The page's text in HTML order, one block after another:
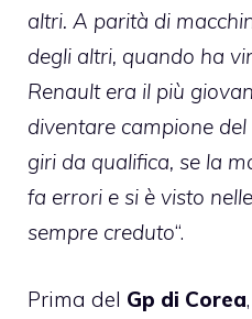
altri. A parità di
degli altri, quando ha
Renault era il più
diventare campione
giri da qualifica, se la
fa errori e si è visto
sempre creduto“.
Prima del Gp di Corea,